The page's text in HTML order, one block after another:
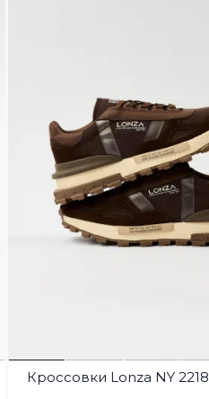
Кроссовки Lonza NY